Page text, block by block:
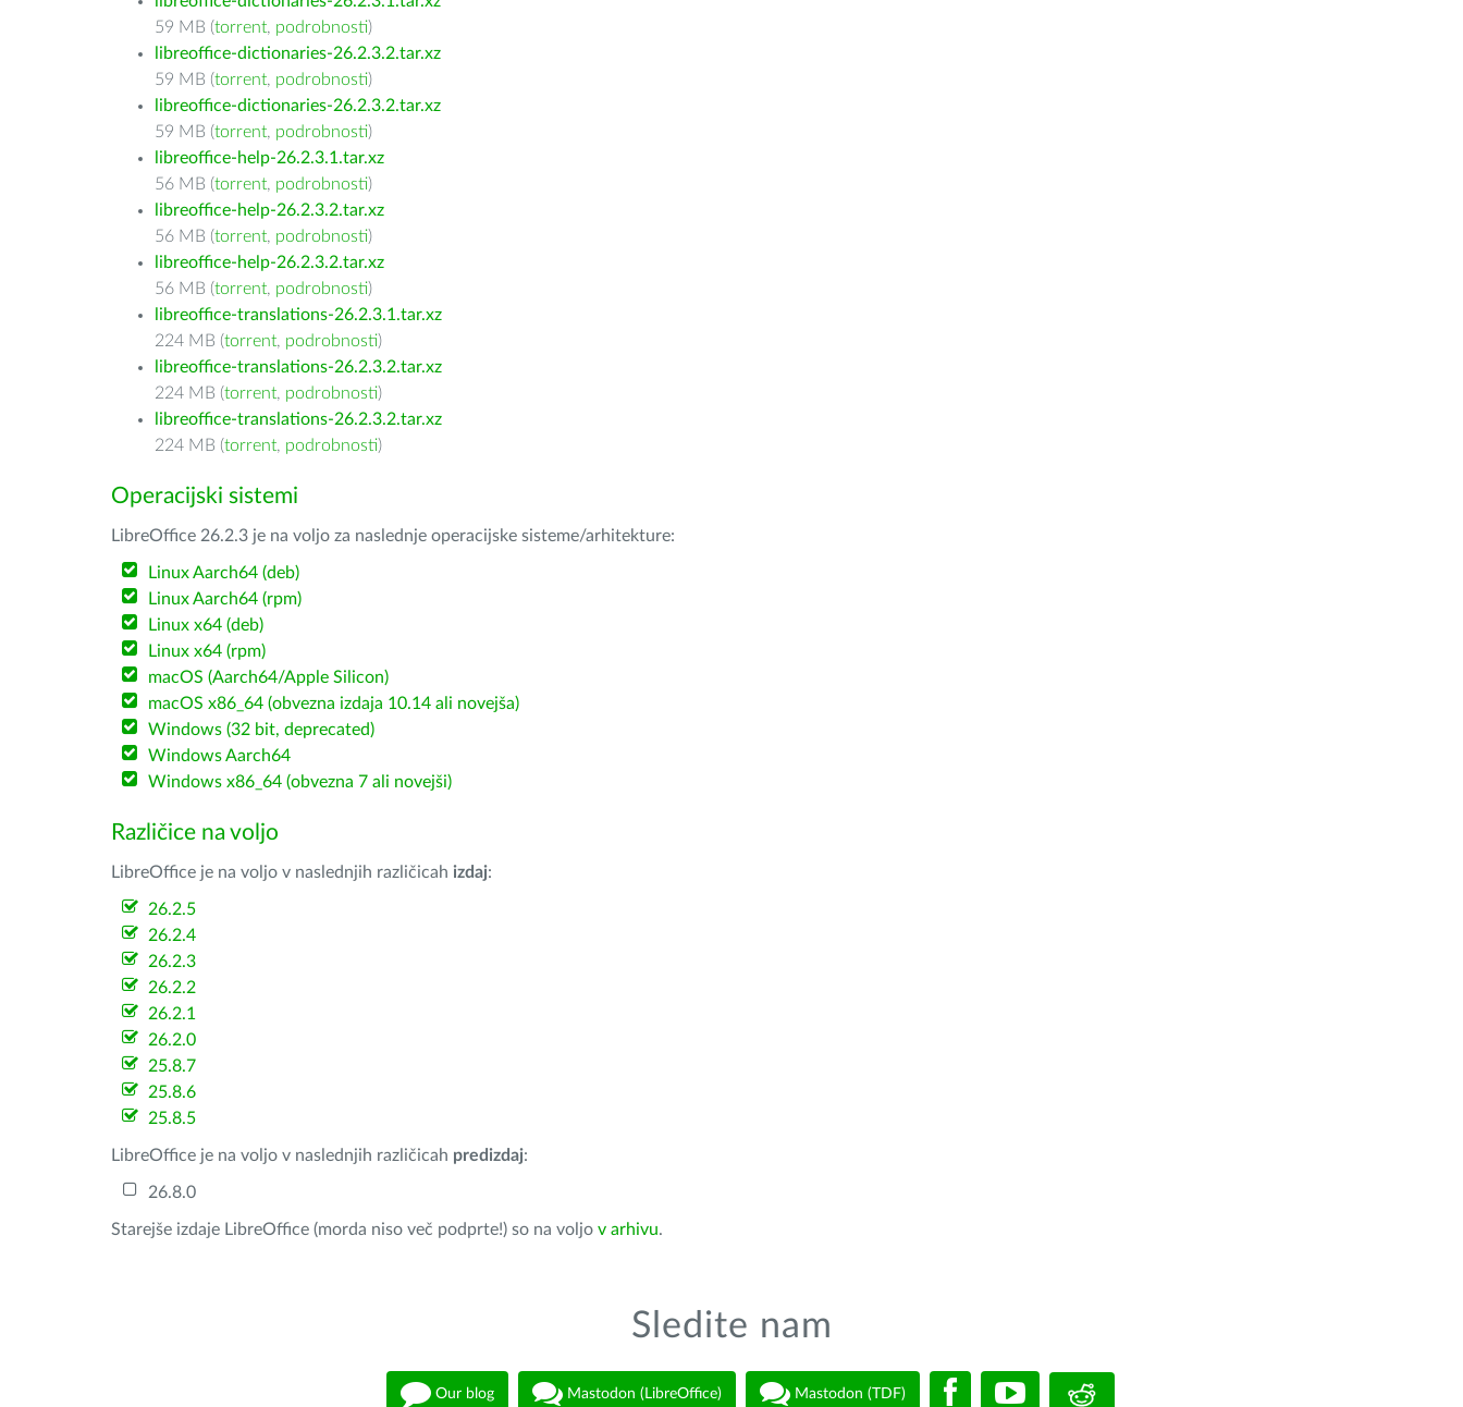
59 MB (torrent, podrobnosti)
libreoffice-dictionaries-26.2.3.2.tar.xz
59 MB (torrent, podrobnosti)
libreoffice-dictionaries-26.2.3.2.tar.xz
59 MB (torrent, podrobnosti)
libreoffice-help-26.2.3.1.tar.xz
56 MB (torrent, podrobnosti)
libreoffice-help-26.2.3.2.tar.xz
56 MB (torrent, podrobnosti)
libreoffice-help-26.2.3.2.tar.xz
56 MB (torrent, podrobnosti)
libreoffice-translations-26.2.3.1.tar.xz
224 MB (torrent, podrobnosti)
libreoffice-translations-26.2.3.2.tar.xz
224 MB (torrent, podrobnosti)
libreoffice-translations-26.2.3.2.tar.xz
224 MB (torrent, podrobnosti)
Operacijski sistemi
LibreOffice 26.2.3 je na voljo za naslednje operacijske sisteme/arhitekture:
Linux Aarch64 (deb)
Linux Aarch64 (rpm)
Linux x64 (deb)
Linux x64 (rpm)
macOS (Aarch64/Apple Silicon)
macOS x86_64 (obvezna izdaja 10.14 ali novejša)
Windows (32 bit, deprecated)
Windows Aarch64
Windows x86_64 (obvezna 7 ali novejši)
Različice na voljo
LibreOffice je na voljo v naslednjih različicah izdaj:
26.2.5
26.2.4
26.2.3
26.2.2
26.2.1
26.2.0
25.8.7
25.8.6
25.8.5
LibreOffice je na voljo v naslednjih različicah predizdaj:
26.8.0
Starejše izdaje LibreOffice (morda niso več podprte!) so na voljo v arhivu.
Sledite nam
Our blog Mastodon (LibreOffice) Mastodon (TDF)